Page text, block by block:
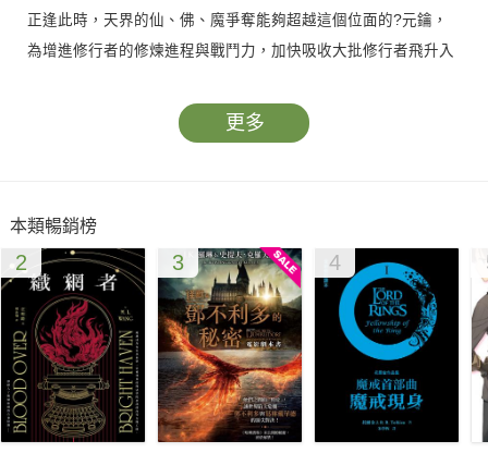
正逢此時，天界的仙、佛、魔爭奪能夠超越這個位面的?元鑰，
為增進修行者的修煉進程與戰鬥力，加快吸收大批修行者飛升入
更多
本類暢銷榜
2 3 4